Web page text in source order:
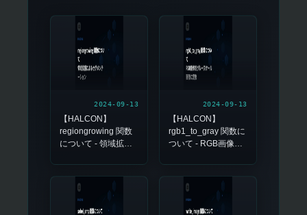
2024-09-13
【HALCON】
regiongrowing 関数
について - 領域拡張
ション
2024-09-13
【HALCON】
rgb1_to_gray 関数に
ついて - RGB画像を
に変換